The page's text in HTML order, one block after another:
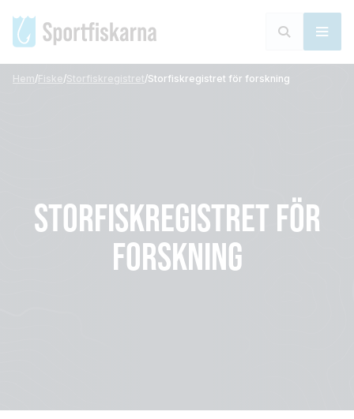
Hem/Fiske/Storfiskregistret/Storfiskregistret för forskning
STORFISKREGISTRET FÖR
FORSKNING